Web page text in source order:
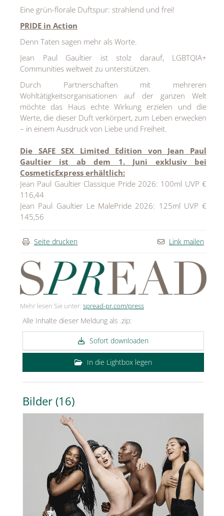
Eine grün-florale Duftspur: strahlend und frei!
PRIDE in Action
Denn Taten sagen mehr als Worte.
Jean Paul Gaultier ist stolz darauf, LGBTQIA+
Communities weltweit zu unterstützen.
Durch Partnerschaften mit mehreren
Wohltätigkeitsorganisationen auf der ganzen Welt
möchte das Haus echte Wirkung erzielen und die
Werte, die dieser Duft verkörpert, zum Leben erwecken
– in einem Ausdruck von Liebe und Freiheit.
Die SAFE SEX Limited Edition von Jean Paul
Gaultier ist ab dem 1. Juni exklusiv bei
CosmeticExpress erhältlich:
Jean Paul Gaultier Classique Pride 2026: 100ml UVP €
116,44
Jean Paul Gaultier Le MalePride 2026: 125ml UVP €
145,56
Seite drucken Link mailen
Mehr lesen Sie unter: spread-pr.com/press
Alle Inhalte dieser Meldung als .zip:
Sofort downloaden
In die Lightbox legen
Bilder (16)